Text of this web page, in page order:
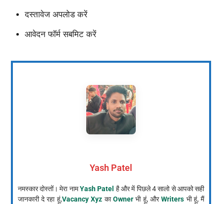
दस्तावेज अपलोड करें
आवेदन फॉर्म सबमिट करें
Yash Patel
नमस्कार दोस्तों। मेरा नामYash Patel है और में पिछले 4 सालो से आपको सही
जानकारी दे रहा हूं,Vacancy Xyz काOwnerभी हूं, औरWriters भी हूं, मैं